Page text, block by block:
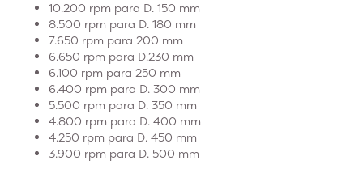
10.200 rpm para D. 150 mm
8.500 rpm para D. 180 mm
7.650 rpm para 200 mm
6.650 rpm para D.230 mm
6.100 rpm para 250 mm
6.400 rpm para D. 300 mm
5.500 rpm para D. 350 mm
4.800 rpm para D. 400 mm
4.250 rpm para D. 450 mm
3.900 rpm para D. 500 mm